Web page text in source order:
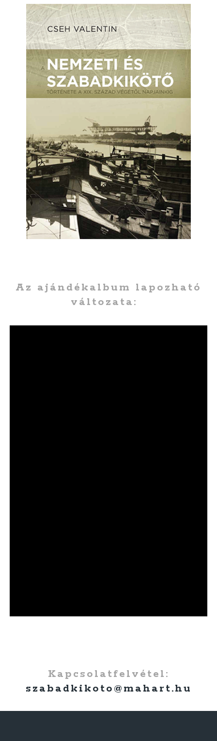
Az ajándékalbum lapozható
változata:
Kapcsolatfelvétel:
szabadkikoto@mahart.hu